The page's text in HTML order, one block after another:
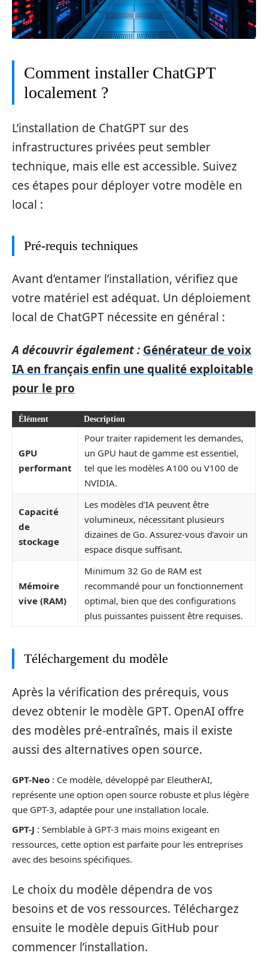
Comment installer ChatGPT
localement ?
L’installation de ChatGPT sur des
infrastructures privées peut sembler
technique, mais elle est accessible. Suivez
ces étapes pour déployer votre modèle en
local :
Pré-requis techniques
Avant d’entamer l’installation, vérifiez que
votre matériel est adéquat. Un déploiement
local de ChatGPT nécessite en général :
A découvrir également : Générateur de voix
IA en français enfin une qualité exploitable
pour le pro
Élément Description
GPU
performant
Pour traiter rapidement les demandes,
un GPU haut de gamme est essentiel,
tel que les modèles A100 ou V100 de
NVIDIA.
Capacité
de
stockage
Les modèles d’IA peuvent être
volumineux, nécessitant plusieurs
dizaines de Go. Assurez-vous d’avoir un
espace disque suffisant.
Mémoire
vive (RAM)
Minimum 32 Go de RAM est
recommandé pour un fonctionnement
optimal, bien que des configurations
plus puissantes puissent être requises.
Téléchargement du modèle
Après la vérification des prérequis, vous
devez obtenir le modèle GPT. OpenAI offre
des modèles pré-entraînés, mais il existe
aussi des alternatives open source.
GPT-Neo : Ce modèle, développé par EleutherAI,
représente une option open source robuste et plus légère
que GPT-3, adaptée pour une installation locale.
GPT-J : Semblable à GPT-3 mais moins exigeant en
ressources, cette option est parfaite pour les entreprises
avec des besoins spécifiques.
Le choix du modèle dépendra de vos
besoins et de vos ressources. Téléchargez
ensuite le modèle depuis GitHub pour
commencer l’installation.